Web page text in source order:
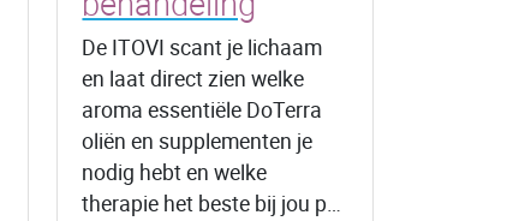
De ITOVI scant je lichaam
en laat direct zien welke
aroma essentiële DoTerra
oliën en supplementen je
nodig hebt en welke
therapie het beste bij jou p…